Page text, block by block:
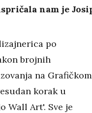
nam je
po
brojnih
na Grafičkom
korak u
Wall Art'. Sve je